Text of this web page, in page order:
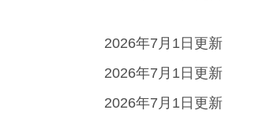
2026年7月1日更新
2026年7月1日更新
2026年7月1日更新